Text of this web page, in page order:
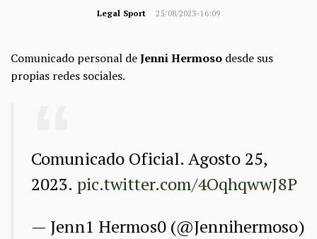
Legal Sport 25/08/2023-16:09
Comunicado personal deJenni Hermoso desde sus
propias redes sociales.
Comunicado Oficial. Agosto 25,
2023. pic.twitter.com/4OqhqwwJ8P
— Jenn1 Hermos0 (@Jennihermoso)